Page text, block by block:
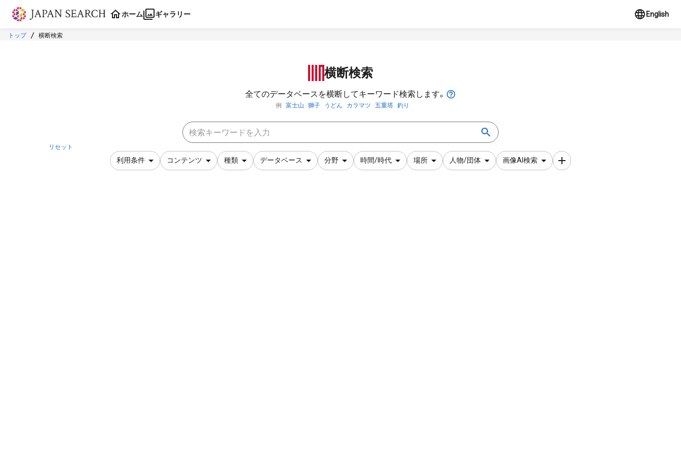
本文に飛ぶ
ホーム ギャラリー English
トップ 横断検索
横断検索
全てのデータベースを横断してキーワード検索します。
例 富士山 獅子 うどん カラマツ 五重塔 釣り
リセット
利用条件 コンテンツ 種類 データベース 分野 時間/時代 場所 人物/団体 画像AI検索